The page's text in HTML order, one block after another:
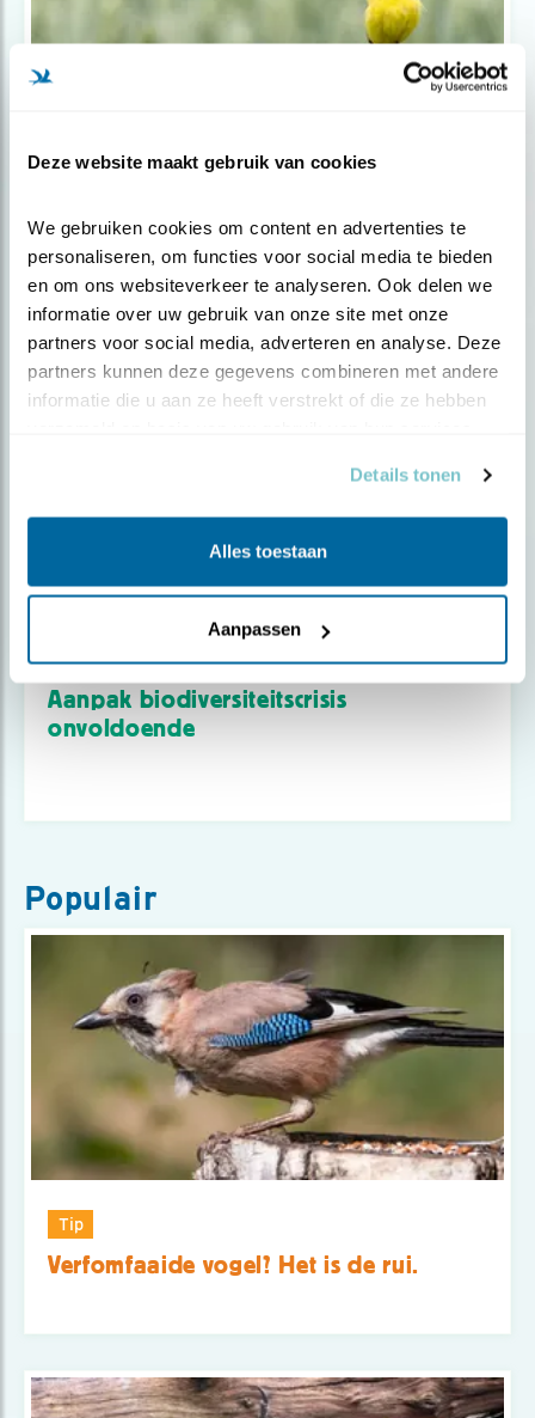
Deze website maakt gebruik van cookies
We gebruiken cookies om content en advertenties te
personaliseren, om functies voor social media te bieden
en om ons websiteverkeer te analyseren. Ook delen we
informatie over uw gebruik van onze site met onze
partners voor social media, adverteren en analyse. Deze
partners kunnen deze gegevens combineren met andere
informatie die u aan ze heeft verstrekt of die ze hebben
Details tonen
Alles toestaan
Aanpassen
Europa verliest zijn vogels
Nieuws
Aanpak biodiversiteitscrisis
onvoldoende
Populair
Tip
Verfomfaaide vogel? Het is de rui.